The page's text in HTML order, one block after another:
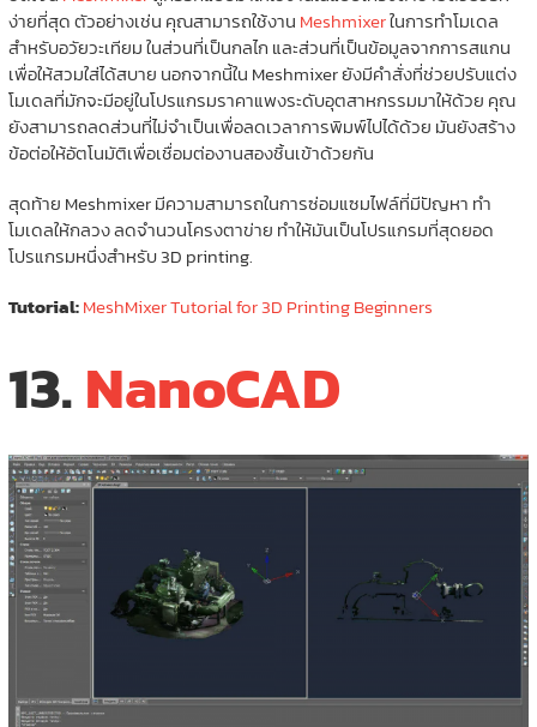
ง่ายที่สุด ตัวอย่างเช่น คุณสามารถใช้งาน Meshmixerในการทำโมเดล
สำหรับอวัยวะเทียม ในส่วนที่เป็นกลไก และส่วนที่เป็นข้อมูลจากการสแกน
เพื่อให้สวมใส่ได้สบาย นอกจากนี้ใน Meshmixer ยังมีคำสั่งที่ช่วยปรับแต่ง
โมเดลที่มักจะมีอยู่ในโปรแกรมราคาแพงระดับอุตสาหกรรมมาให้ด้วย คุณ
ยังสามารถลดส่วนที่ไม่จำเป็นเพื่อลดเวลาการพิมพ์ไปได้ด้วย มันยังสร้าง
ข้อต่อให้อัตโนมัติเพื่อเชื่อมต่องานสองชิ้นเข้าด้วยกัน
สุดท้าย Meshmixer มีความสามารถในการซ่อมแซมไฟล์ที่มีปัญหา ทำ
โมเดลให้กลวง ลดจำนวนโครงตาข่าย ทำให้มันเป็นโปรแกรมที่สุดยอด
โปรแกรมหนึ่งสำหรับ 3D printing.
Tutorial:MeshMixer Tutorial for 3D Printing Beginners
13.NanoCAD